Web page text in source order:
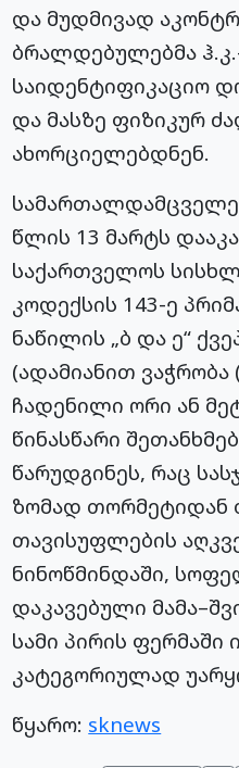
და მუდმივად
ბრალდებულებმა
საიდენტიფიკაციო
და მასზე ფიზიკურ
ახორციელებდნენ.
წლის 13 მარტს
საქართველოს
კოდექსის 143-ე
ნაწილის „ბ და ე“
(ადამიანით ვაჭრობა
ჩადენილი ორი ან
წინასწარი
წარუდგინეს, რაც
ზომად
თავისუფლების
ნინოწმინდაში,
დაკავებული
სამი პირის ფერმაში
კატეგორიულად
წყარო: sknews